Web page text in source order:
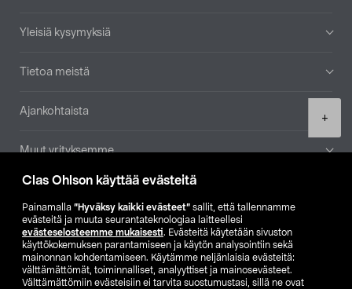
Clas Ohlson käyttää evästeitä
Painamalla ”Hyväksy kaikki evästeet” sallit, että tallennamme
evästeitä ja muuta seurantateknologiaa laitteellesi
evästeselosteemme mukaisesti. Evästeitä käytetään sivuston
käyttökokemuksen parantamiseen ja käytön analysointiin sekä
mainonnan kohdentamiseen. Käytämme neljänlaisia evästeitä:
välttämättömät, toiminnalliset, analyyttiset ja mainosevästeet.
Välttämättömiin evästeisiin ei tarvita suostumustasi, sillä ne ovat
+
Yleisiä kysymyksiä
Tietoa meistä
Ajankohtaista
Muut yrityksemme
Etsi myymälä
SE NO FI
FI SV